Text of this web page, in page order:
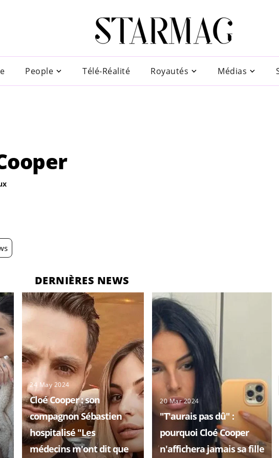
People Télé-Réalité Royautés Médias
DERNIÈRES NEWS
24 May 2024
Cloé Cooper : son
compagnon Sébastien
hospitalisé "Les
médecins m'ont dit que
20 Mar 2024
"T'aurais pas dû" :
pourquoi Cloé Cooper
n'affichera jamais sa fille